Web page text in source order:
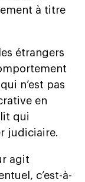
à titre
étrangers
n’est pas
en
qui
judiciaire.
agit
c’est-à-